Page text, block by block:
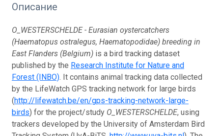
Описание
O_WESTERSCHELDE - Eurasian oystercatchers
(Haematopus ostralegus, Haematopodidae) breeding in
East Flanders (Belgium) is a bird tracking dataset
published by the Research Institute for Nature and
Forest (INBO). It contains animal tracking data collected
by the LifeWatch GPS tracking network for large birds
(http://lifewatch.be/en/gps-tracking-network-large-
birds) for the project/study O_WESTERSCHELDE, using
trackers developed by the University of Amsterdam Bird